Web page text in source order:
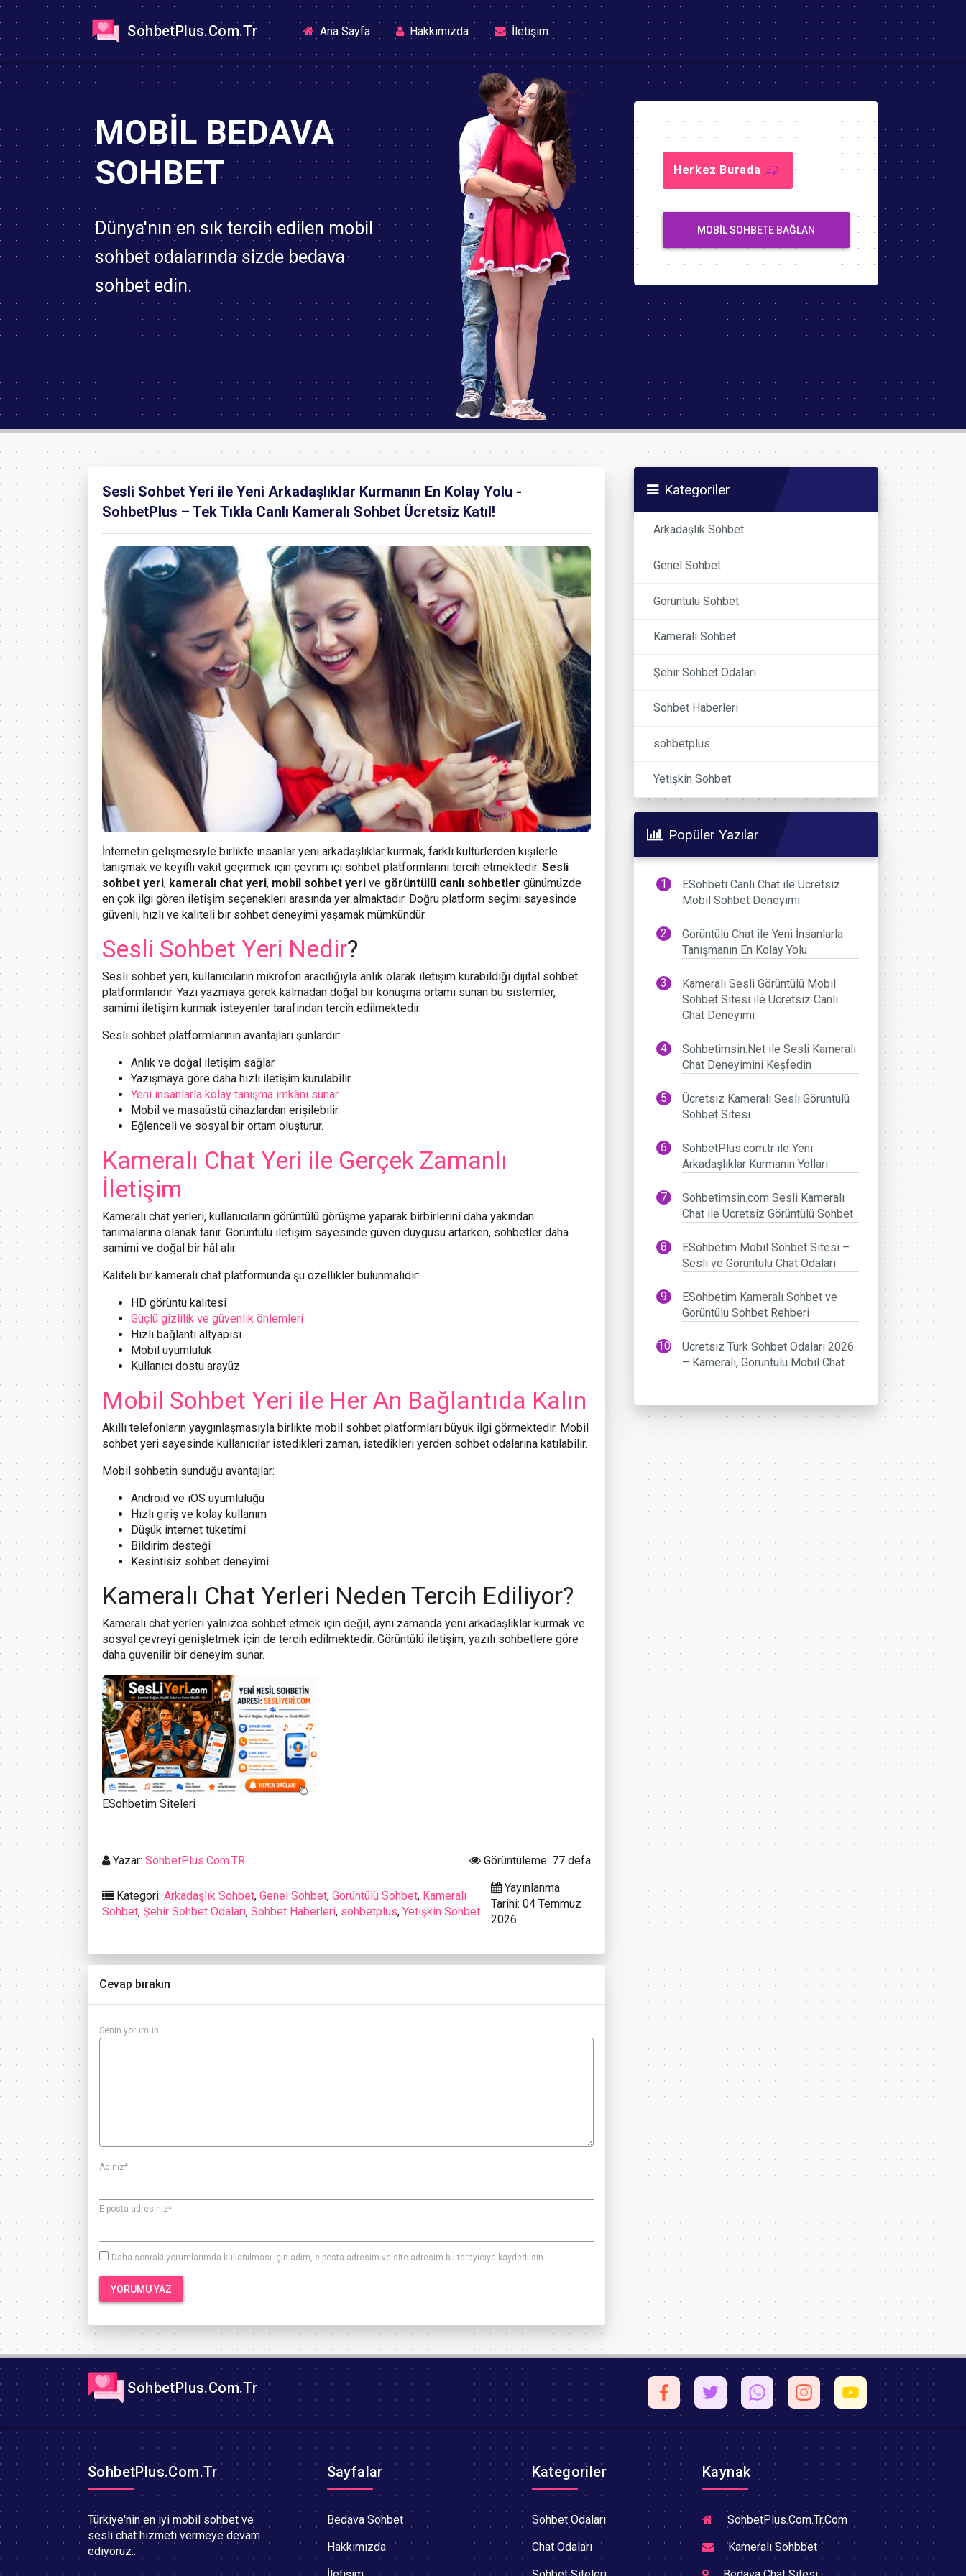
SohbetPlus.Com.Tr Ana Sayfa(current)Hakkımızda İletişim
MOBIL BEDAVA
SOHBET
Dünya'nın en sık tercih edilen mobil
sohbet odalarında sizde bedava
sohbet edin.
Herkez Burada
MOBIL SOHBETE BAĞLAN
Sesli Sohbet Yeri ile Yeni Arkadaşlıklar Kurmanın En Kolay Yolu -
SohbetPlus – Tek Tıkla Canlı Kameralı Sohbet Ücretsiz Katıl!
İnternetin gelişmesiyle birlikte insanlar yeni arkadaşlıklar kurmak, farklı kültürlerden kişilerle
tanışmak ve keyifli vakit geçirmek için çevrim içi sohbet platformlarını tercih etmektedir. Sesli
sohbet yeri, kameralı chat yeri, mobil sohbet yeri ve görüntülü canlı sohbetler günümüzde
en çok ilgi gören iletişim seçenekleri arasında yer almaktadır. Doğru platform seçimi sayesinde
güvenli, hızlı ve kaliteli bir sohbet deneyimi yaşamak mümkündür.
Sesli Sohbet Yeri Nedir?
Sesli sohbet yeri, kullanıcıların mikrofon aracılığıyla anlık olarak iletişim kurabildiği dijital sohbet
platformlarıdır. Yazı yazmaya gerek kalmadan doğal bir konuşma ortamı sunan bu sistemler,
samimi iletişim kurmak isteyenler tarafından tercih edilmektedir.
Sesli sohbet platformlarının avantajları şunlardır:
Anlık ve doğal iletişim sağlar.
Yazışmaya göre daha hızlı iletişim kurulabilir.
Yeni insanlarla kolay tanışma imkânı sunar.
Mobil ve masaüstü cihazlardan erişilebilir.
Eğlenceli ve sosyal bir ortam oluşturur.
Kameralı Chat Yeri ile Gerçek Zamanlı
İletişim
Kameralı chat yerleri, kullanıcıların görüntülü görüşme yaparak birbirlerini daha yakından
tanımalarına olanak tanır. Görüntülü iletişim sayesinde güven duygusu artarken, sohbetler daha
samimi ve doğal bir hâl alır.
Kaliteli bir kameralı chat platformunda şu özellikler bulunmalıdır:
HD görüntü kalitesi
Güçlü gizlilik ve güvenlik önlemleri
Hızlı bağlantı altyapısı
Mobil uyumluluk
Kullanıcı dostu arayüz
Mobil Sohbet Yeri ile Her An Bağlantıda Kalın
Akıllı telefonların yaygınlaşmasıyla birlikte mobil sohbet platformları büyük ilgi görmektedir. Mobil
sohbet yeri sayesinde kullanıcılar istedikleri zaman, istedikleri yerden sohbet odalarına katılabilir.
Mobil sohbetin sunduğu avantajlar:
Android ve iOS uyumluluğu
Hızlı giriş ve kolay kullanım
Düşük internet tüketimi
Bildirim desteği
Kesintisiz sohbet deneyimi
Kameralı Chat Yerleri Neden Tercih Ediliyor?
Kameralı chat yerleri yalnızca sohbet etmek için değil, aynı zamanda yeni arkadaşlıklar kurmak ve
sosyal çevreyi genişletmek için de tercih edilmektedir. Görüntülü iletişim, yazılı sohbetlere göre
daha güvenilir bir deneyim sunar.
ESohbetim Siteleri
Yazar: SohbetPlus.Com.TR Görüntüleme: 77 defa
Kategori: Arkadaşlık Sohbet, Genel Sohbet, Görüntülü Sohbet, Kameralı
Sohbet, Şehir Sohbet Odaları, Sohbet Haberleri, sohbetplus, Yetişkin Sohbet
Yayınlanma
Tarihi: 04 Temmuz
2026
Cevap bırakın
Senin yorumun
Adınız*
E-posta adresiniz*
Daha sonraki yorumlarımda kullanılması için adım, e-posta adresim ve site adresim bu tarayıcıya kaydedilsin.
Kategoriler
Arkadaşlık Sohbet
Genel Sohbet
Görüntülü Sohbet
Kameralı Sohbet
Şehir Sohbet Odaları
Sohbet Haberleri
sohbetplus
Yetişkin Sohbet
Popüler Yazılar
ESohbeti Canlı Chat ile Ücretsiz
Mobil Sohbet Deneyimi
Görüntülü Chat ile Yeni İnsanlarla
Tanışmanın En Kolay Yolu
Kameralı Sesli Görüntülü Mobil
Sohbet Sitesi ile Ücretsiz Canlı
Chat Deneyimi
Sohbetimsin.Net ile Sesli Kameralı
Chat Deneyimini Keşfedin
Ücretsiz Kameralı Sesli Görüntülü
Sohbet Sitesi
SohbetPlus.com.tr ile Yeni
Arkadaşlıklar Kurmanın Yolları
Sohbetimsin.com Sesli Kameralı
Chat ile Ücretsiz Görüntülü Sohbet
ESohbetim Mobil Sohbet Sitesi –
Sesli ve Görüntülü Chat Odaları
ESohbetim Kameralı Sohbet ve
Görüntülü Sohbet Rehberi
Ücretsiz Türk Sohbet Odaları 2026
– Kameralı, Görüntülü Mobil Chat
SohbetPlus.Com.Tr
SohbetPlus.Com.Tr
Türkiye'nin en iyi mobil sohbet ve
sesli chat hizmeti vermeye devam
ediyoruz..
Sayfalar
Bedava Sohbet
Hakkımızda
Kategoriler
Sohbet Odaları
Chat Odaları
Kaynak
SohbetPlus.Com.Tr.Com
Kameralı Sohbbet